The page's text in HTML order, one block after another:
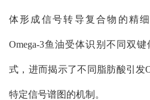
体形成信号转导复合物的精
Omega-3鱼油受体识别不同双
式，进而揭示了不同脂肪酸引发
特定信号谱图的机制。